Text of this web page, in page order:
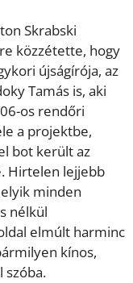
Skrabski
közzétette, hogy
újságírója, az
Tamás is, aki
os rendőri
a projektbe,
bot került az
Hirtelen lejjebb
minden
nélkül
elmúlt harminc
kínos,
szóba.